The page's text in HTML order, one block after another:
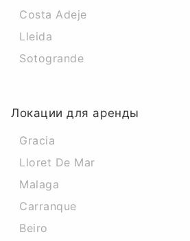
Costa Adeje
Lleida
Sotogrande
Локации для аренды
Gracia
Lloret De Mar
Malaga
Carranque
Beiro